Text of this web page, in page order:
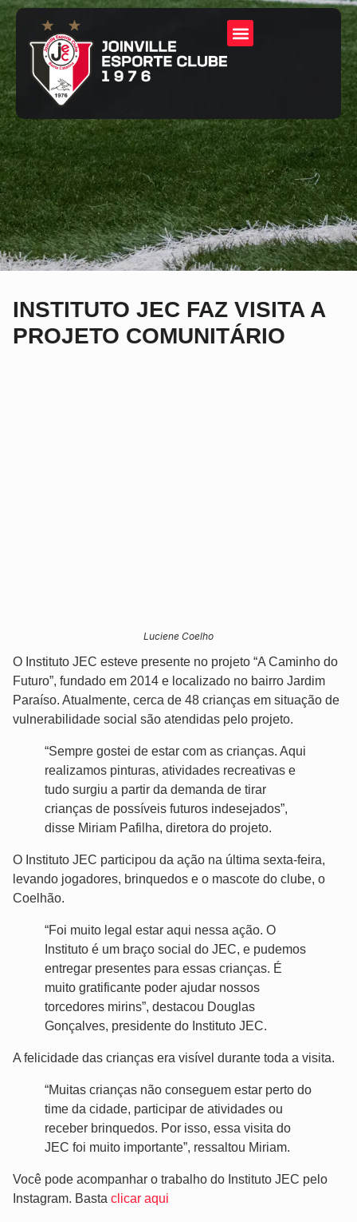
INSTITUTO JEC FAZ VISITA A
PROJETO COMUNITÁRIO
Luciene Coelho
O Instituto JEC esteve presente no projeto “A Caminho do
Futuro”, fundado em 2014 e localizado no bairro Jardim
Paraíso. Atualmente, cerca de 48 crianças em situação de
vulnerabilidade social são atendidas pelo projeto.
“Sempre gostei de estar com as crianças. Aqui
realizamos pinturas, atividades recreativas e
tudo surgiu a partir da demanda de tirar
crianças de possíveis futuros indesejados”,
disse Miriam Pafilha, diretora do projeto.
O Instituto JEC participou da ação na última sexta-feira,
levando jogadores, brinquedos e o mascote do clube, o
Coelhão.
“Foi muito legal estar aqui nessa ação. O
Instituto é um braço social do JEC, e pudemos
entregar presentes para essas crianças. É
muito gratificante poder ajudar nossos
torcedores mirins”, destacou Douglas
Gonçalves, presidente do Instituto JEC.
A felicidade das crianças era visível durante toda a visita.
“Muitas crianças não conseguem estar perto do
time da cidade, participar de atividades ou
receber brinquedos. Por isso, essa visita do
JEC foi muito importante”, ressaltou Miriam.
Você pode acompanhar o trabalho do Instituto JEC pelo
Instagram. Basta clicar aqui